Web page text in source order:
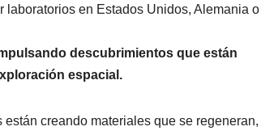
en Estados Unidos, Alemania o
descubrimientos que están
espacial.
creando materiales que se regeneran,